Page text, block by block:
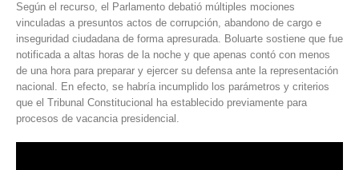
Según el recurso, el Parlamento debatió múltiples mociones
vinculadas a presuntos actos de corrupción, abandono de cargo e
inseguridad ciudadana de forma apresurada. Boluarte sostiene que fue
notificada a altas horas de la noche y que apenas contó con menos
de una hora para preparar y ejercer su defensa ante la representación
nacional. En efecto, se habría incumplido los parámetros y criterios
que el Tribunal Constitucional ha establecido previamente para
procesos de vacancia presidencial.